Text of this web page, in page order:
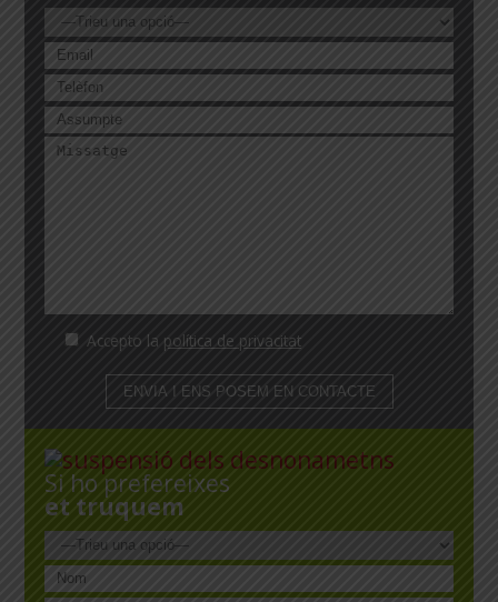
Accepto la política de privacitat
Si ho prefereixes
et truquem